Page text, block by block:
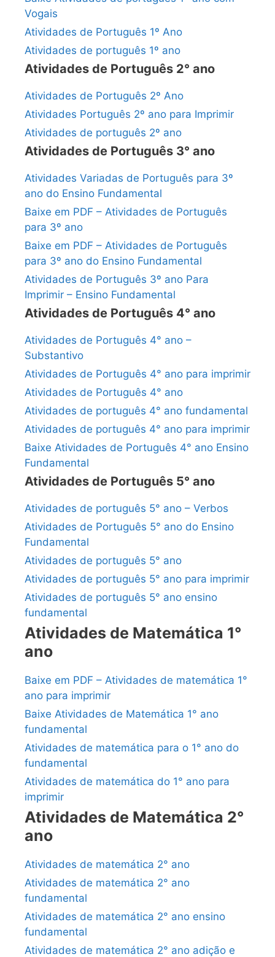
Vogais
Atividades de Português 1º Ano
Atividades de português 1º ano
Atividades de Português 2° ano
Atividades de Português 2º Ano
Atividades Português 2º ano para Imprimir
Atividades de português 2º ano
Atividades de Português 3° ano
Atividades Variadas de Português para 3º
ano do Ensino Fundamental
Baixe em PDF – Atividades de Português
para 3º ano
Baixe em PDF – Atividades de Português
para 3º ano do Ensino Fundamental
Atividades de Português 3º ano Para
Imprimir – Ensino Fundamental
Atividades de Português 4° ano
Atividades de Português 4° ano –
Substantivo
Atividades de Português 4° ano para imprimir
Atividades de Português 4° ano
Atividades de português 4° ano fundamental
Atividades de português 4° ano para imprimir
Baixe Atividades de Português 4° ano Ensino
Fundamental
Atividades de Português 5° ano
Atividades de português 5° ano – Verbos
Atividades de Português 5° ano do Ensino
Fundamental
Atividades de português 5° ano
Atividades de português 5° ano para imprimir
Atividades de português 5° ano ensino
fundamental
Atividades de Matemática 1°
ano
Baixe em PDF – Atividades de matemática 1°
ano para imprimir
Baixe Atividades de Matemática 1° ano
fundamental
Atividades de matemática para o 1° ano do
fundamental
Atividades de matemática do 1° ano para
imprimir
Atividades de Matemática 2°
ano
Atividades de matemática 2° ano
Atividades de matemática 2° ano
fundamental
Atividades de matemática 2° ano ensino
fundamental
Atividades de matemática 2° ano adição e